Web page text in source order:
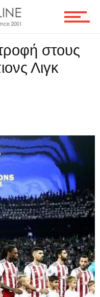
στους
Λιγκ